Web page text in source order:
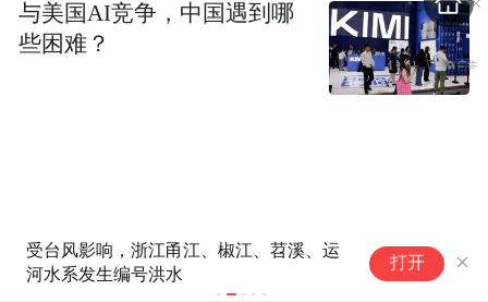
ALO天猫官方旗舰店已正式上
线，首批上架瑜伽、训练等多个
打开
与美国AI竞争，中国遇到哪
些困难？